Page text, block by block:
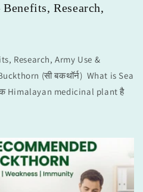
Research,
Research, Army Use &
(सी बकथॉर्न) What is Sea
Himalayan medicinal plant है